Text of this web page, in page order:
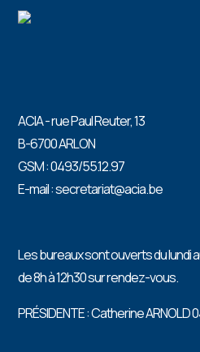
ACIA - rue Paul Reuter, 13
B-6700 ARLON
GSM : 0493/55.12.97
E-mail : secretariat@acia.be
Les bureaux sont ouverts du lundi
de 8h à 12h30 sur rendez-vous.
PRÉSIDENTE : Catherine ARNOLD